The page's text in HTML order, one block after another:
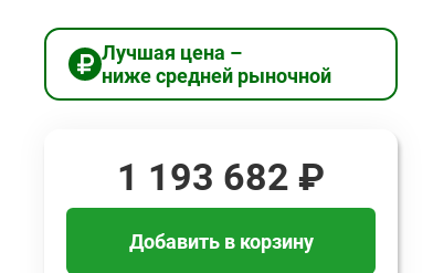
Лучшая цена –
ниже средней рыночной
1 193 682 ₽
Добавить в корзину